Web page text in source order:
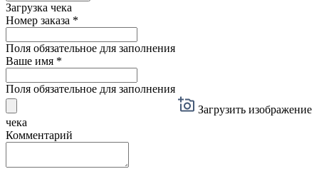
Загрузка чека
Номер заказа *
Поля обязательное для заполнения
Ваше имя *
Поля обязательное для заполнения
Загрузить изображение
чека
Комментарий